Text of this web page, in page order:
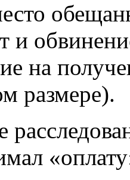
и
на
размере).